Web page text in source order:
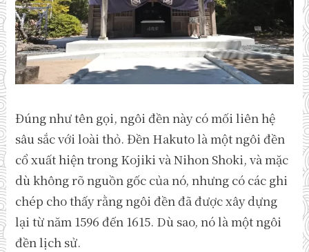
Đúng như tên gọi, ngôi đền này có mối liên hệ
sâu sắc với loài thỏ. Đền Hakuto là một ngôi đền
cổ xuất hiện trong Kojiki và Nihon Shoki, và mặc
dù không rõ nguồn gốc của nó, nhưng có các ghi
chép cho thấy rằng ngôi đền đã được xây dựng
lại từ năm 1596 đến 1615. Dù sao, nó là một ngôi
đền lịch sử.